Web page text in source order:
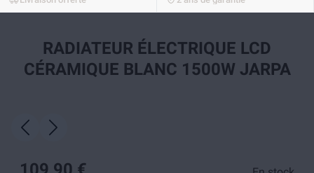
RADIATEUR ÉLECTRIQUE LCD
CÉRAMIQUE BLANC 1500W JARPA